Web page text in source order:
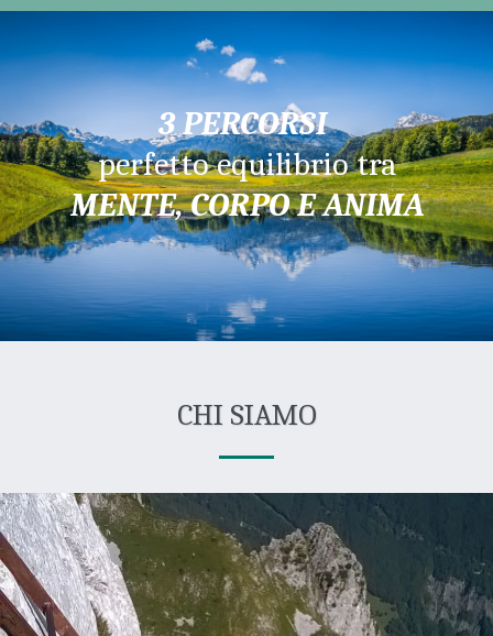
3 PERCORSI
perfetto equilibrio tra
MENTE, CORPO E ANIMA
CHI SIAMO